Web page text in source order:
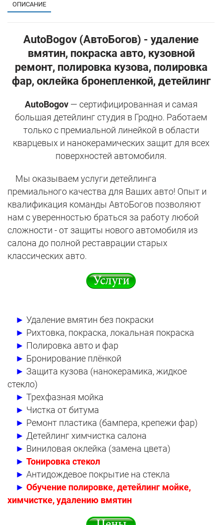
ОПИСАНИЕ
AutoBogov (АвтоБогов) - удаление
вмятин, покраска авто, кузовной
ремонт, полировка кузова, полировка
фар, оклейка бронепленкой, детейлинг
AutoBogov— сертифицированная и самая
большая детейлинг студия в Гродно. Работаем
только с премиальной линейкой в области
кварцевых и нанокерамических защит для всех
поверхностей автомобиля.
Мы оказываем услуги детейлинга
премиального качества для Ваших авто! Опыт и
квалификация команды АвтоБогов позволяют
нам с уверенностью браться за работу любой
сложности - от защиты нового автомобиля из
салона до полной реставрации старых
классических авто.
► Удаление вмятин без покраски
► Рихтовка, покраска, локальная покраска
► Полировка авто и фар
► Бронирование плёнкой
► Защита кузова (нанокерамика, жидкое
стекло)
► Трехфазная мойка
► Чистка от битума
► Ремонт пластика (бампера, крепежи фар)
► Детейлинг химчистка салона
► Виниловая оклейка (замена цвета)
► Тонировка стекол
► Антидождевое покрытие на стекла
► Обучение полировке, детейлинг мойке,
химчистке, удалению вмятин